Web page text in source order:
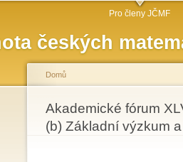
českých
Pro členy JČMF
Jste zde
Domů
Akademické fórum
(b) Základní výzkum